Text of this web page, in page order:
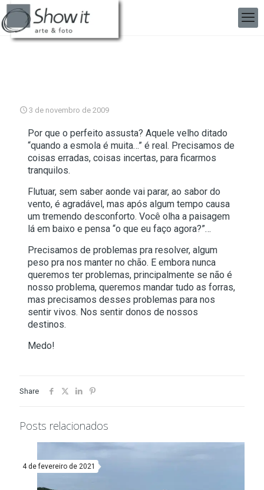
3 de novembro de 2009
Por que o perfeito assusta? Aquele velho ditado
“quando a esmola é muita…” é real. Precisamos de
coisas erradas, coisas incertas, para ficarmos
tranquilos.
Flutuar, sem saber aonde vai parar, ao sabor do
vento, é agradável, mas após algum tempo causa
um tremendo desconforto. Você olha a paisagem
lá em baixo e pensa “o que eu faço agora?”…
Precisamos de problemas pra resolver, algum
peso pra nos manter no chão. E embora nunca
queremos ter problemas, principalmente se não é
nosso problema, queremos mandar tudo as forras,
mas precisamos desses problemas para nos
sentir vivos. Nos sentir donos de nossos
destinos.
Medo!
Share
Posts relacionados
4 de fevereiro de 2021